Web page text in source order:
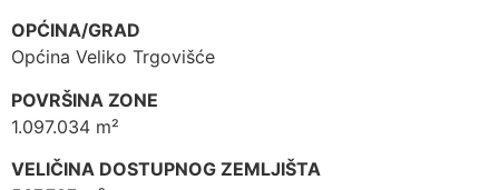
OPĆINA/GRAD
Općina Veliko Trgovišće
POVRŠINA ZONE
1.097.034 m²
VELIČINA DOSTUPNOG ZEMLJIŠTA